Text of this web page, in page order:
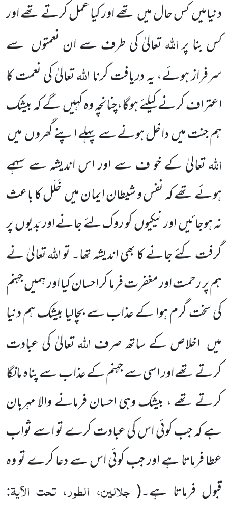
دنیامیںکس حال میںتھے اور کیا عمل کرتے تھے اور
کس بنا پراللہتعالیٰ کی طرف سے ان نعمتوں سے
سرفراز ہوئے، یہ دریافت کرنااللہتعالیٰ کی نعمت کا
اعتراف کرنے کیلئے ہوگا،چنانچہ وہ کہیںگے کہ بیشک
ہم جنت میںداخل ہونے سے پہلے اپنے گھروںمیں
اللہتعالیٰ کے خو ف سے اور اس اندیشہ سے سہمے
ہوئے تھے کہ نفس و شیطان ایمان میںخَلَل کا باعث
نہ ہوجائیںاور نیکیوںکو روک لئے جانے اور بَدیوںپر
گرفت کئے جانے کا بھی اندیشہ تھا۔ تواللہتعالیٰ نے
ہم پر رحمت اور مغفرت فرما کر احسان کیا اور ہمیں جہنم
کی سخت گرم ہوا کے عذاب سے بچالیا بیشک ہم دنیا
میں اخلاص کے ساتھ صرفاللہتعالیٰ کی عبادت
کرتے تھے اور اسی سے جہنم کے عذاب سے پناہ مانگا
کرتے تھے ، بیشک وہی احسان فرمانے والا مہربان
ہے کہ جب کوئی اس کی عبادت کرے تو اسے ثواب
عطا فرماتا ہے اور جب کوئی اس سے دعا کرے تو وہ
قبول فرماتا ہے۔( جلالین، الطور، تحت الآیۃ: